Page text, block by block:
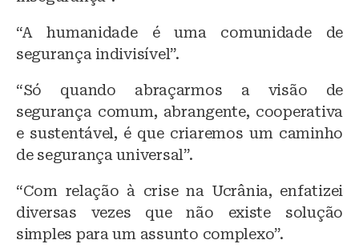
“A humanidade é uma comunidade de
segurança indivisível”.
“Só quando abraçarmos a visão de
segurança comum, abrangente, cooperativa
e sustentável, é que criaremos um caminho
de segurança universal”.
“Com relação à crise na Ucrânia, enfatizei
diversas vezes que não existe solução
simples para um assunto complexo”.